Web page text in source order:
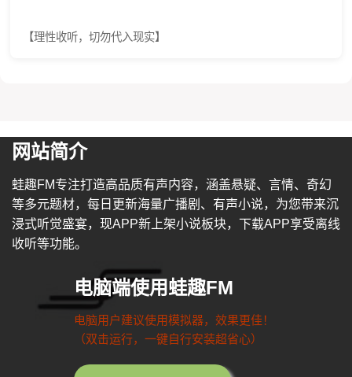
【理性收听，切勿代入现实】
网站简介
蛙趣FM专注打造高品质有声内容，涵盖悬疑、言情、奇幻
等多元题材，每日更新海量广播剧、有声小说，为您带来沉
浸式听觉盛宴，现APP新上架小说板块，下载APP享受离线
收听等功能。
电脑端使用蛙趣FM
电脑用户建议使用模拟器，效果更佳！
（双击运行，一键自行安装超省心）